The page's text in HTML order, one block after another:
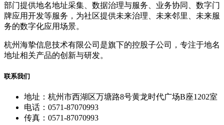
部门提供地名地址采集、数据治理与服务、业务协同、数字门
牌应用开发等服务，为社区提供未来治理、未来邻里、未来服
务的数字化应用场景。
杭州海挚信息技术有限公司是旗下的控股子公司，专注于地名
地址相关产品的创新与研发。
联系我们
地址：杭州市西湖区万塘路8号黄龙时代广场B座1202室
电话：0571-87070993
传真：0571-87070993